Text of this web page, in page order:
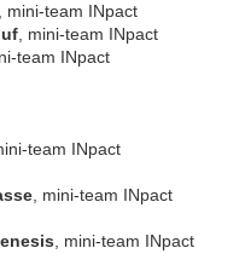
, mini-team INpact
, mini-team INpact
team INpact
team INpact
, mini-team INpact
, mini-team INpact